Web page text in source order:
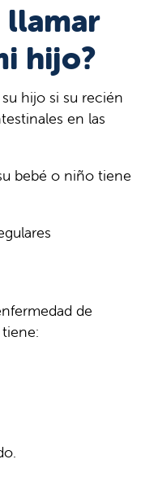
llamar
hijo?
hijo si su recién
en las
bebé o niño tiene
de